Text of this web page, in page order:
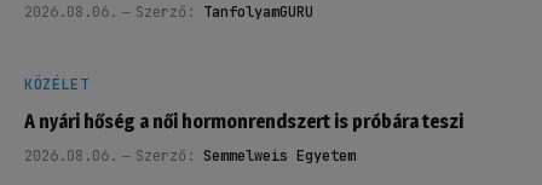
2026.08.06. Szerző: TanfolyamGURU
KÖZÉLET
A nyári hőség a női hormonrendszert is próbára teszi
2026.08.06. Szerző: Semmelweis Egyetem